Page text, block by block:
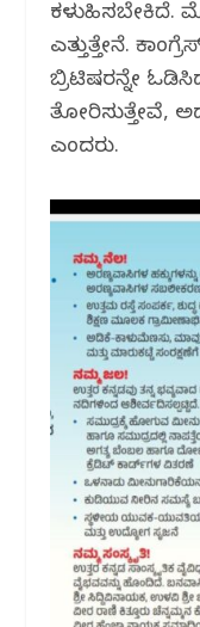
ಕಳುಹಿಸಬೇಕಿದೆ.
ಎತ್ತುತ್ತೇನೆ.
ಬ್ರಿಟಿಷರನ್ನೇ
ತೋರಿಸುತ್ತೇವೆ,
ಎಂದರು.